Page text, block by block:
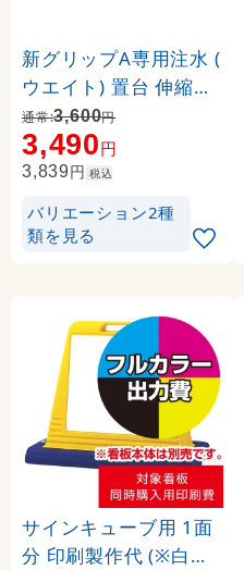
新グリップA専用注水 (
ウエイト) 置台 伸縮タ
イプ カラー:シルバー (
36024-2S)
通常:3,600円
3,490円
3,839円 税込
バリエーション2種
類を見る
サインキューブ用 1面
分 印刷製作代 (※白無